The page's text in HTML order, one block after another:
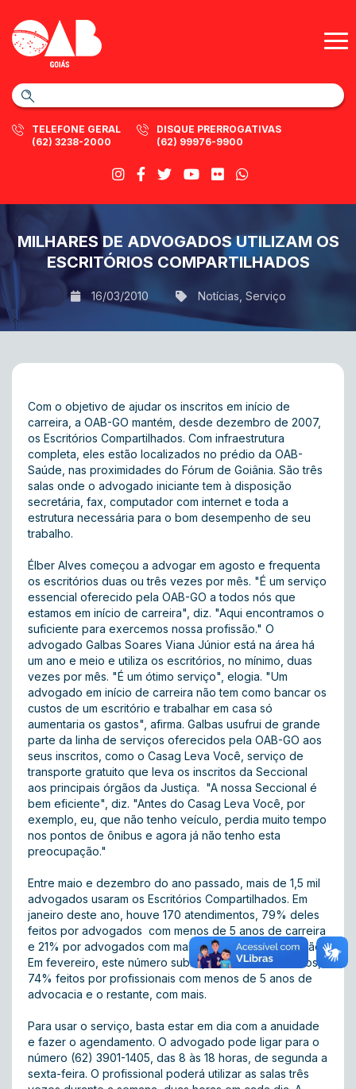
TELEFONE GERAL
(62) 3238-2000
DISQUE PRERROGATIVAS
(62) 99976-9900
MILHARES DE ADVOGADOS UTILIZAM OS
ESCRITÓRIOS COMPARTILHADOS
16/03/2010 Notícias Serviço
Com o objetivo de ajudar os inscritos em início de
carreira, a OAB-GO mantém, desde dezembro de 2007,
os Escritórios Compartilhados. Com infraestrutura
completa, eles estão localizados no prédio da OAB-
Saúde, nas proximidades do Fórum de Goiânia. São três
salas onde o advogado iniciante tem à disposição
secretária, fax, computador com internet e toda a
estrutura necessária para o bom desempenho de seu
trabalho.
Élber Alves começou a advogar em agosto e frequenta
os escritórios duas ou três vezes por mês. "É um serviço
essencial oferecido pela OAB-GO a todos nós que
estamos em início de carreira", diz. "Aqui encontramos o
suficiente para exercemos nossa profissão." O
advogado Galbas Soares Viana Júnior está na área há
um ano e meio e utiliza os escritórios, no mínimo, duas
vezes por mês. "É um ótimo serviço", elogia. "Um
advogado em início de carreira não tem como bancar os
custos de um escritório e trabalhar em casa só
aumentaria os gastos", afirma. Galbas usufrui de grande
parte da linha de serviços oferecidos pela OAB-GO aos
seus inscritos, como o Casag Leva Você, serviço de
transporte gratuito que leva os inscritos da Seccional
aos principais órgãos da Justiça. "A nossa Seccional é
bem eficiente", diz. "Antes do Casag Leva Você, por
exemplo, eu, que não tenho veículo, perdia muito tempo
nos pontos de ônibus e agora já não tenho esta
preocupação."
Entre maio e dezembro do ano passado, mais de 1,5 mil
advogados usaram os Escritórios Compartilhados. Em
janeiro deste ano, houve 170 atendimentos, 79% deles
feitos por advogados com menos de 5 anos de carreira
e 21% por advogados com mais de 5 anos de profissão.
Em fevereiro, este número subiu para 181 atendimentos,
74% feitos por profissionais com menos de 5 anos de
advocacia e o restante, com mais.
Para usar o serviço, basta estar em dia com a anuidade
e fazer o agendamento. O advogado pode ligar para o
número (62) 3901-1405, das 8 às 18 horas, de segunda a
sexta-feira. O profissional poderá utilizar as salas três